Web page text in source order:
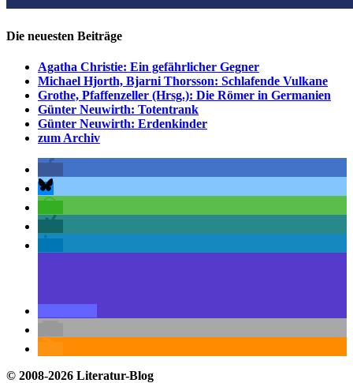
Die neuesten Beiträge
Agatha Christie: Ein gefährlicher Gegner
Michael Hjorth, Bjarni Thorsson: Schlafende Vulkane
Grothe, Pfaffenzeller (Hrsg.): Die Römer in Germanien
Günter Neuwirth: Totentrank
Günter Neuwirth: Erdenkinder
zum Archiv
© 2008-2026 Literatur-Blog